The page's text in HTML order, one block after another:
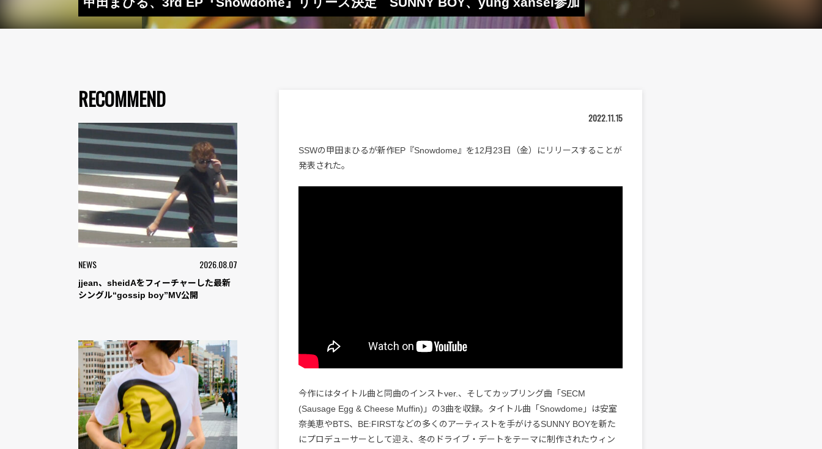
RECOMMEND
NEWS 2026.08.07
jjean、sheidAをフィーチャーした最新
シングル“gossip boy”MV公開
2022.11.15
SSWの甲田まひるが新作EP『Snowdome』を12月23日（金）にリリースすることが
発表された。
今作にはタイトル曲と同曲のインストver.、そしてカップリング曲「SECM
(Sausage Egg & Cheese Muffin)」の3曲を収録。タイトル曲「Snowdome」は安室
奈美恵やBTS、BE:FIRSTなどの多くのアーティストを手がけるSUNNY BOYを新た
にプロデューサーとして迎え、冬のドライブ・デートをテーマに制作されたウィン